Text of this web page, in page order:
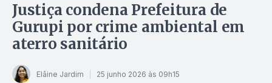
Justiça condena Prefeitura de
Gurupi por crime ambiental em
aterro sanitário
Elâine Jardim 25 junho 2026 às 09h15